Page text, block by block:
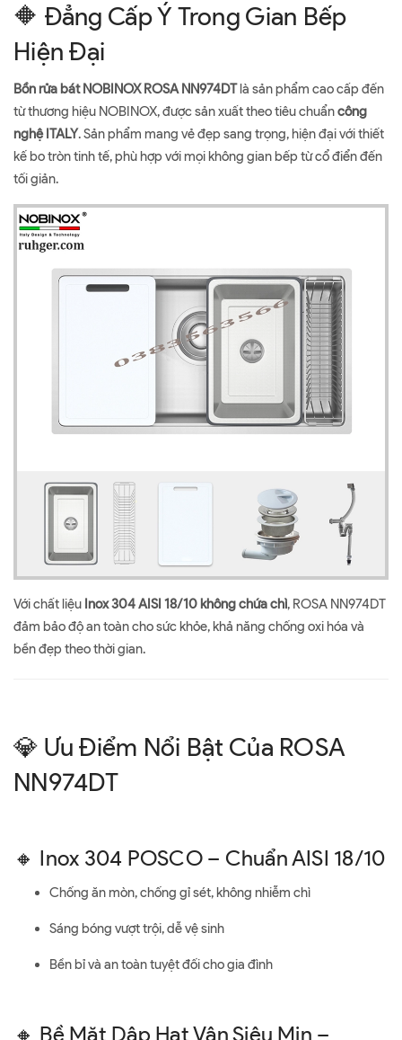
🔶 Đẳng Cấp Ý Trong Gian Bếp
Hiện Đại
Bồn rửa bát NOBINOX ROSA NN974DTlà sản phẩm cao cấp đến
từ thương hiệu NOBINOX, được sản xuất theo tiêu chuẩncông
nghệ ITALY. Sản phẩm mang vẻ đẹp sang trọng, hiện đại với thiết
kế bo tròn tinh tế, phù hợp với mọi không gian bếp từ cổ điển đến
tối giản.
Với chất liệu Inox 304 AISI 18/10 không chứa chì, ROSA NN974DT
đảm bảo độ an toàn cho sức khỏe, khả năng chống oxi hóa và
bền đẹp theo thời gian.
💎 Ưu Điểm Nổi Bật Của ROSA
NN974DT
🔸 Inox 304 POSCO – Chuẩn AISI 18/10
Chống ăn mòn, chống gỉ sét, không nhiễm chì
Sáng bóng vượt trội, dễ vệ sinh
Bền bỉ và an toàn tuyệt đối cho gia đình
🔸 Bề Mặt Dập Hạt Vân Siêu Mịn –